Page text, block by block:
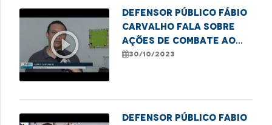
play_circle_outline
Defensor público Fábio
Carvalho fala sobre
ações de combate ao
sub-registro em
30/10/2023
Defensor público Fabio